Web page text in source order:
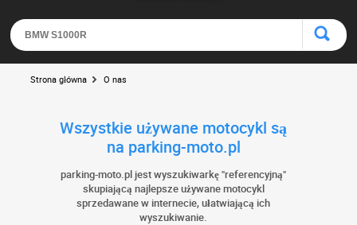
Strona główna O nas
Wszystkie używane motocykl są
na parking-moto.pl
parking-moto.pl jest wyszukiwarkę "referencyjną"
skupiającą najlepsze używane motocykl
sprzedawane w internecie, ułatwiającą ich
wyszukiwanie.